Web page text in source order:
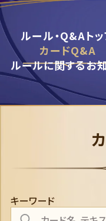
ルール・Q&Aト
カードQ&A
ルールに関するお
キーワード